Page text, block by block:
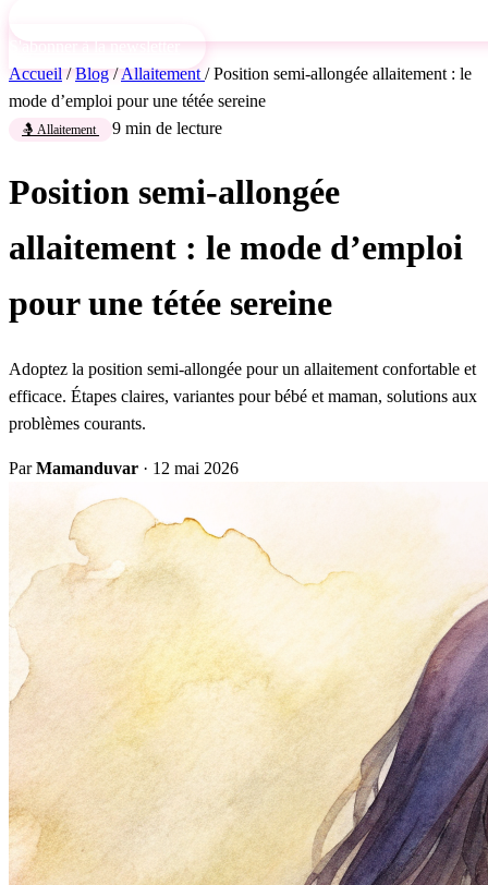
S'abonner à la newsletter
Accueil / Blog /Allaitement / Position semi-allongée allaitement : le
mode d’emploi pour une tétée sereine
🤱 Allaitement 9 min de lecture
Position semi-allongée
allaitement : le mode d’emploi
pour une tétée sereine
Adoptez la position semi-allongée pour un allaitement confortable et
efficace. Étapes claires, variantes pour bébé et maman, solutions aux
problèmes courants.
ParMamanduvar · 12 mai 2026